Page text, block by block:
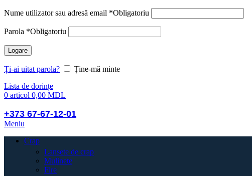
Nume utilizator sau adresă email *Obligatoriu
Parola *Obligatoriu
Logare
Ți-ai uitat parola?
Ține-mă minte
Lista de dorințe
0 articol 0,00 MDL
+373 67-67-12-01
Meniu
Crap
Lansete de crap
Mulinete
Fire